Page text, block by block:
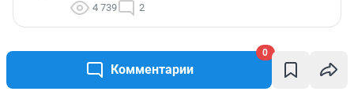
Комментарии
0
4 739 2
«Спуталась речь, понес Мой банк меня